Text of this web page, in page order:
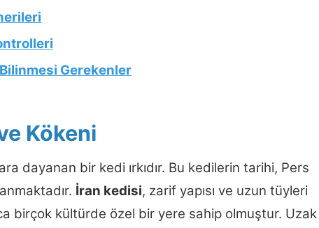
Gerekenler
Kökeni
dayanan bir kedi ırkıdır. Bu kedilerin tarihi, Pers
İran kedisi, zarif yapısı ve uzun tüyleri
birçok kültürde özel bir yere sahip olmuştur. Uzak